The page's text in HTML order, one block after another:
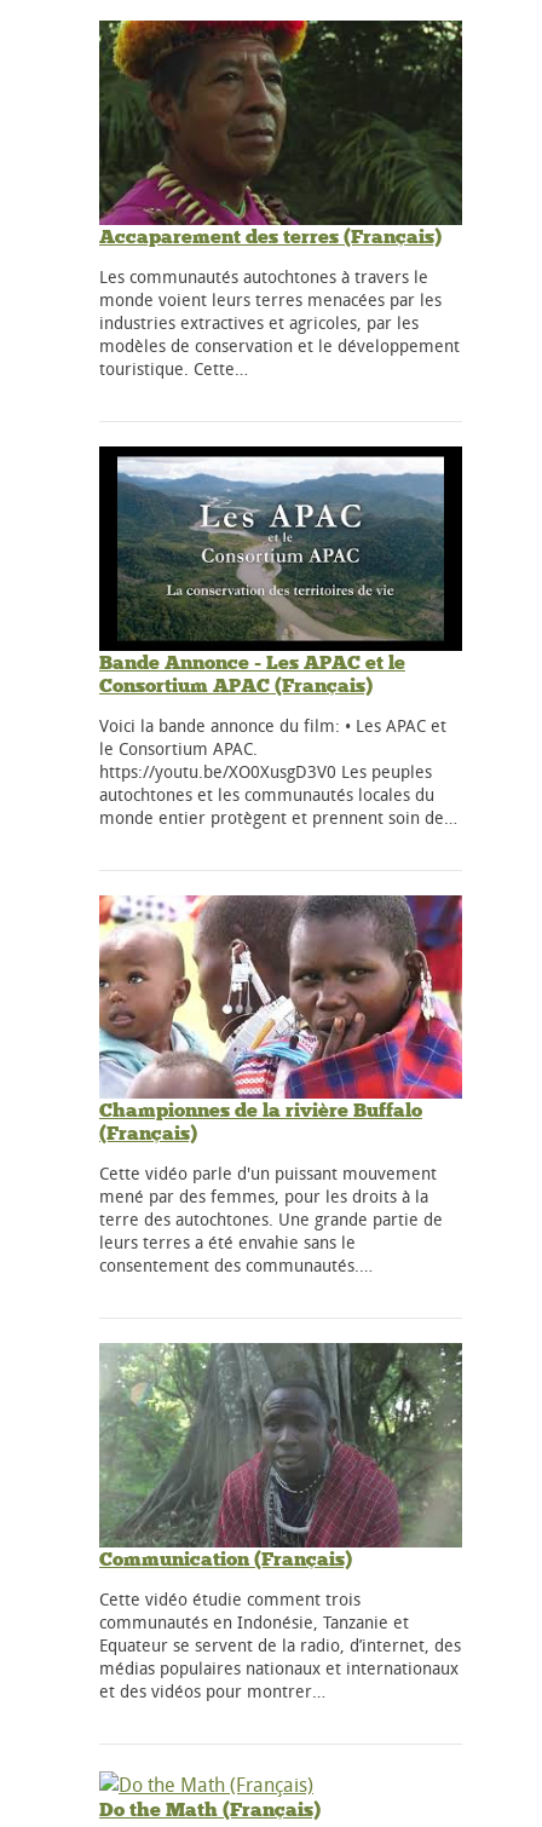
Accaparement des terres (Français)
Les communautés autochtones à travers le
monde voient leurs terres menacées par les
industries extractives et agricoles, par les
modèles de conservation et le développement
touristique. Cette…
Bande Annonce - Les APAC et le
Consortium APAC (Français)
Voici la bande annonce du film: • Les APAC et
le Consortium APAC.
https://youtu.be/XO0XusgD3V0 Les peuples
autochtones et les communautés locales du
monde entier protègent et prennent soin de…
Championnes de la rivière Buffalo
(Français)
Cette vidéo parle d'un puissant mouvement
mené par des femmes, pour les droits à la
terre des autochtones. Une grande partie de
leurs terres a été envahie sans le
consentement des communautés.…
Communication (Français)
Cette vidéo étudie comment trois
communautés en Indonésie, Tanzanie et
Equateur se servent de la radio, d’internet, des
médias populaires nationaux et internationaux
et des vidéos pour montrer…
Do the Math (Français)